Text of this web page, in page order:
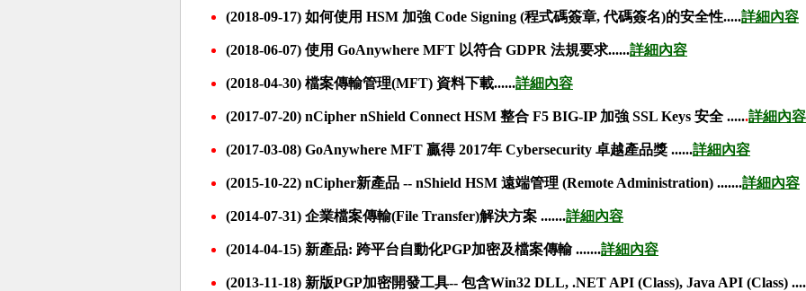
(2018-09-17) 如何使用 HSM 加強 Code Signing (程式碼簽章, 代碼簽名)的安全性.....詳細內容
(2018-06-07) 使用 GoAnywhere MFT 以符合 GDPR 法規要求......詳細內容
(2018-04-30) 檔案傳輸管理(MFT) 資料下載......詳細內容
(2017-07-20) nCipher nShield Connect HSM 整合 F5 BIG-IP 加強 SSL Keys 安全 ......詳細內容
(2017-03-08) GoAnywhere MFT 贏得 2017年 Cybersecurity 卓越產品獎 ......詳細內容
(2015-10-22) nCipher新產品 -- nShield HSM 遠端管理 (Remote Administration) .......詳細內容
(2014-07-31) 企業檔案傳輸(File Transfer)解決方案 .......詳細內容
(2014-04-15) 新產品: 跨平台自動化PGP加密及檔案傳輸 .......詳細內容
(2013-11-18) 新版PGP加密開發工具-- 包含Win32 DLL, .NET API (Class), Java API (Class)